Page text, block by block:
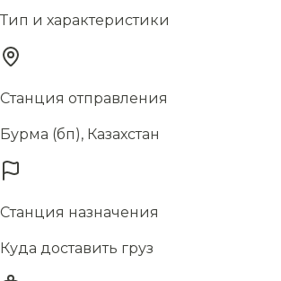
Тип и характеристики
Станция отправления
Бурма (бп), Казахстан
Станция назначения
Куда доставить груз